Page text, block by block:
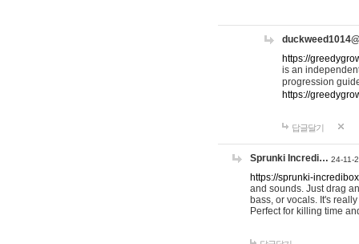
https://
is an
progression
https://
답글달기
Sprunki Incredi… 24-11-
https://sprunki-
and sounds. Just drag
bass, or vocals. It's
Perfect for killing time